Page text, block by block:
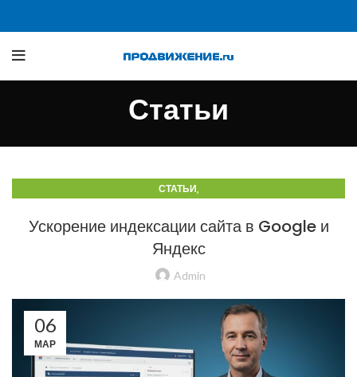
Статьи
СТАТЬИ,
Ускорение индексации сайта в Google и
Яндекс
Admin
06
МАР